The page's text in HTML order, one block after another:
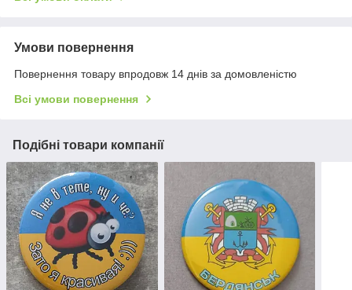
Умови повернення
Повернення товару впродовж 14 днів за домовленістю
Всі умови повернення
Подібні товари компанії